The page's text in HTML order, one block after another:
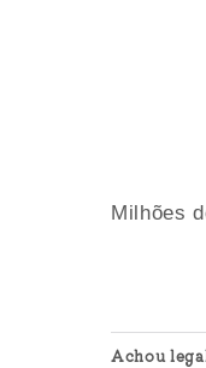
Milhões
Achou